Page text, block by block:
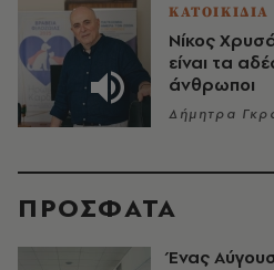
ΚΑΤΟΙΚΙΔΙΑ
Νίκος
είναι τα
άνθρωποι
Δήμητρα
ΠΡΟΣΦΑΤΑ
Ένας